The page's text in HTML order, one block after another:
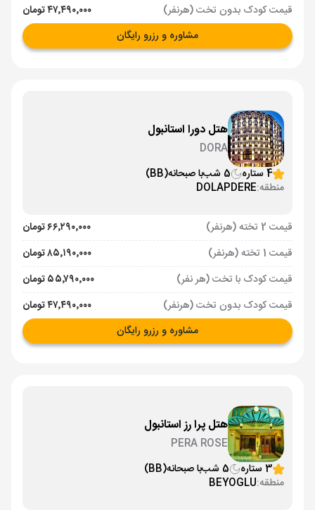
قیمت کودک بدون تخت (هرنفر)
۴۷٬۴۹۰٬۰۰۰ تومان
مشاوره و رزرو رایگان
هتل دورا استانبول
DORA
4 ستاره
5 شب با صبحانه(BB)
منطقه:DOLAPDERE
قیمت 2 تخته (هرنفر)
۶۶٬۲۹۰٬۰۰۰ تومان
قیمت 1 تخته (هرنفر)
۸۵٬۱۹۰٬۰۰۰ تومان
قیمت کودک با تخت (هر نفر)
۵۵٬۷۹۰٬۰۰۰ تومان
قیمت کودک بدون تخت (هرنفر)
۴۷٬۴۹۰٬۰۰۰ تومان
مشاوره و رزرو رایگان
هتل پرا رز استانبول
PERA ROSE
3 ستاره
5 شب با صبحانه(BB)
منطقه:BEYOGLU